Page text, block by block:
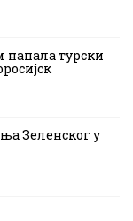
напала турски
Зеленског у